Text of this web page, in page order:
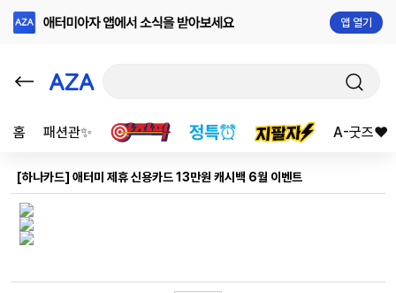
앱 열기
홈 패션관✨ A-굿즈❤️
[하나카드] 애터미 제휴 신용카드 13만원 캐시백 6월 이벤트